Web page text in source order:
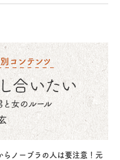
らノーブラの人は要注意！元